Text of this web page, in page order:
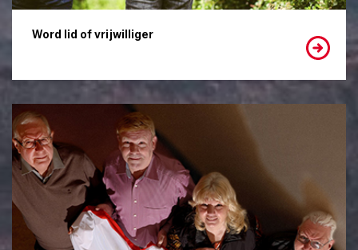
Word lid of vrijwilliger